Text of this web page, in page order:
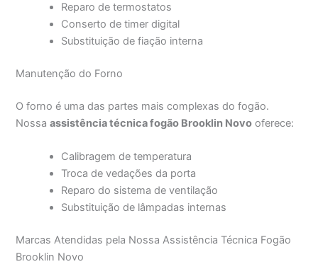
Reparo de termostatos
Conserto de timer digital
Substituição de fiação interna
Manutenção do Forno
O forno é uma das partes mais complexas do fogão.
Nossaassistência técnica fogão Brooklin Novo oferece:
Calibragem de temperatura
Troca de vedações da porta
Reparo do sistema de ventilação
Substituição de lâmpadas internas
Marcas Atendidas pela Nossa Assistência Técnica Fogão
Brooklin Novo